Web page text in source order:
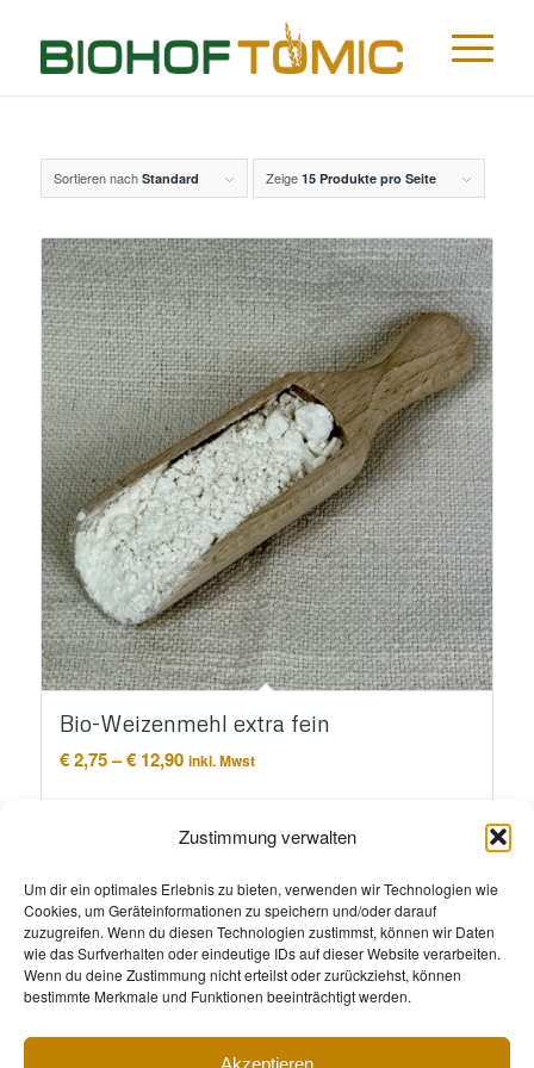
Zustimmung verwalten
Um dir ein optimales Erlebnis zu bieten, verwenden wir Technologien wie
Cookies, um Geräteinformationen zu speichern und/oder darauf
zuzugreifen. Wenn du diesen Technologien zustimmst, können wir Daten
wie das Surfverhalten oder eindeutige IDs auf dieser Website verarbeiten.
Wenn du deine Zustimmung nicht erteilst oder zurückziehst, können
bestimmte Merkmale und Funktionen beeinträchtigt werden.
Akzeptieren
Sortieren nach Standard Zeige 15 Produkte pro Seite
Bio-Weizenmehl extra fein
€2,75–€12,90Preisspanne:
€ 12,90
inkl. Mwst